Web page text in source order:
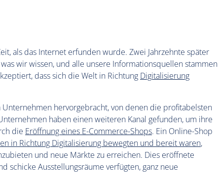
als das Internet erfunden wurde. Zwei Jahrzehnte später
was wir wissen, und alle unsere Informationsquellen stammen
dass sich die Welt in Richtung Digitalisierung
Unternehmen hervorgebracht, von denen die profitabelsten
haben einen weiteren Kanal gefunden, um ihre
die Eröffnung eines E-Commerce-Shops. Ein Online-Shop
in Richtung Digitalisierung bewegten und bereit waren,
und neue Märkte zu erreichen. Dies eröffnete
schicke Ausstellungsräume verfügten, ganz neue